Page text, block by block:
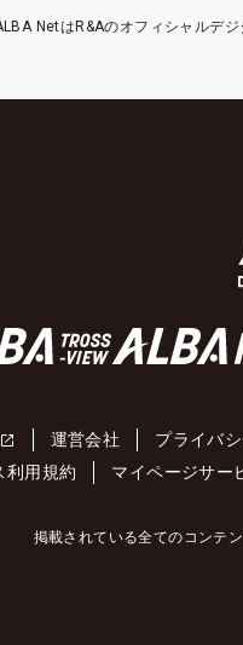
NetはR&Aのオフィシャルデ
運営会社 プライバ
利用規約
マイページサー
掲載されている全てのコンテ